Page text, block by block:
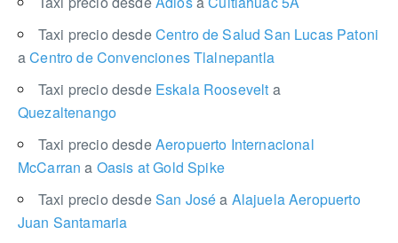
Taxi precio desdeCentro de Salud San Lucas Patoni
aCentro de Convenciones Tlalnepantla
Taxi precio desde Eskala Roosevelt a
Quezaltenango
Taxi precio desdeAeropuerto Internacional
McCarrana Oasis at Gold Spike
Taxi precio desdeSan Joséa Alajuela Aeropuerto
Juan Santamaria